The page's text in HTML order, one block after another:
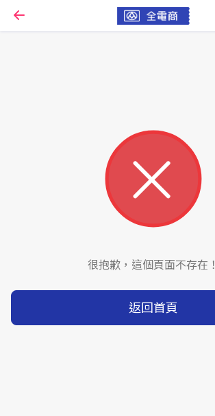
很抱歉，這個頁面不存在！
返回首頁